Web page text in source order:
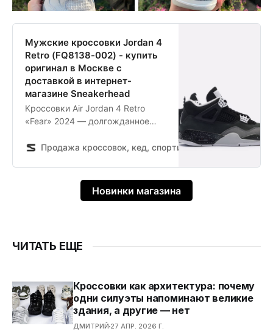
Мужские кроссовки Jordan 4
Retro (FQ8138-002) - купить
оригинал в Москве с
доставкой в интернет-
магазине Sneakerhead
Кроссовки Air Jordan 4 Retro
«Fear» 2024 — долгожданное
модели 2013 года. Эта пара
вам спокойно спать. Её верх
выполнен из натуральной кожи и
украшена обилием белых
кроссовок. Air Jordan 4 впервые
вышли в 1989 году. Дизайнером
модели вновь выступил Тинкер
Хетфилд, целью которого было
Продажа кроссовок, кед, спортивной обуви и
Новинки магазина
ЧИТАТЬ ЕЩЕ
Кроссовки как архитектура: почему
одни силуэты напоминают великие
здания, а другие — нет
ДМИТРИЙ 27 АПР. 2026 Г.